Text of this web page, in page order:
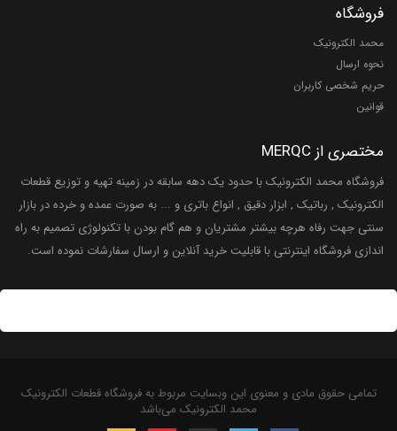
فروشگاه
محمد الکترونیک
نحوه ارسال
حریم شخصی کاربران
قوانین
مختصری از MERQC
فروشگاه محمد الکترونیک با حدود یک دهه سابقه در زمینه تهیه و توزیع قطعات
الکترونیک , رباتیک , ابزار دقیق , انواع باتری و ... به صورت عمده و خرده در بازار
سنتی جهت رفاه هرچه بیشتر مشتریان و هم گام بودن با تکنولوژی تصمیم به راه
اندازی فروشگاه اینترنتی با قابلیت خرید آنلاین و ارسال سفارشات نموده است.
تمامی حقوق مادی و معنوی این وبسایت مربوط به فروشگاه قطعات الکترونیک
محمد الکترونیک می‌باشد